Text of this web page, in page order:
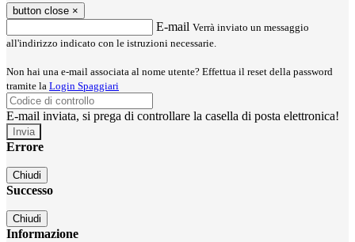
button close ×
E-mail Verrà inviato un messaggio
all'indirizzo indicato con le istruzioni necessarie.
Non hai una e-mail associata al nome utente? Effettua il reset della password
tramite la Login Spaggiari
E-mail inviata, si prega di controllare la casella di posta elettronica!
Errore
Chiudi
Successo
Chiudi
Informazione